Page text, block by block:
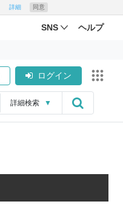
詳細 同意
SNS ヘルプ
ログイン
詳細検索 ▼